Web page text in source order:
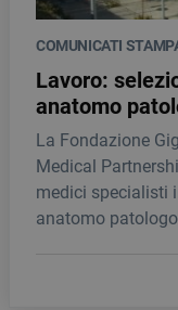
COMUNICATI
Lavoro:
anatomo
La Fondazione
Medical
medici specialisti
anatomo